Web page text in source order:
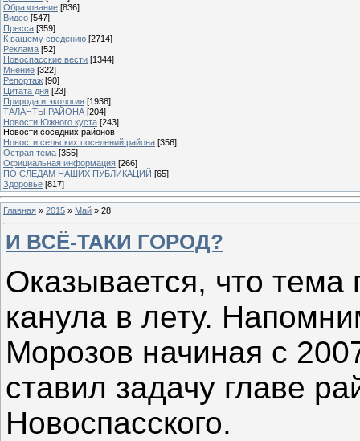
Образование [836]
Видео [547]
Пресса [359]
К вашему сведению [2714]
Реклама [52]
Новоспасские вести [1344]
Мнение [322]
Репортаж [90]
Цитата дня [23]
Природа и экология [1938]
ТАЛАНТЫ РАЙОНА [204]
Новости Южного куста [243]
Новости соседних районов
Новости сельских поселений района [356]
Острая тема [355]
Официальная информация [266]
ПО СЛЕДАМ НАШИХ ПУБЛИКАЦИЙ [65]
Здоровье [817]
Главная » 2015 » Май » 28
И ВСЁ-ТАКИ ГОРОД?
Оказывается, что тема
канула в лету.
Морозов начиная с
ставил задачу главе
Новоспасского.